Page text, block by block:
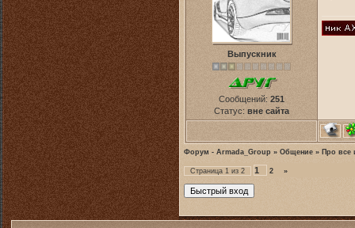
Выпускник
Сообщений: 251
Статус: вне сайта
Форум - Armada_Group » Общение » Про все
Страница 1 из 2 1 2 »